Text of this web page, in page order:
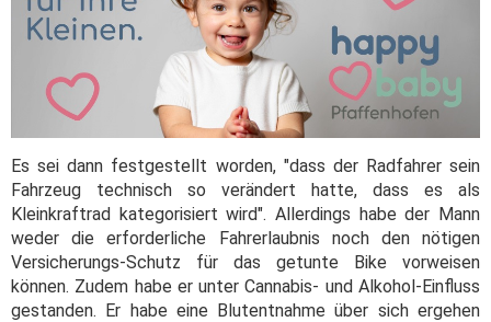
Es sei dann festgestellt worden, "dass der Radfahrer sein
Fahrzeug technisch so verändert hatte, dass es als
Kleinkraftrad kategorisiert wird". Allerdings habe der Mann
weder die erforderliche Fahrerlaubnis noch den nötigen
Versicherungs-Schutz für das getunte Bike vorweisen
können. Zudem habe er unter Cannabis- und Alkohol-Einfluss
gestanden. Er habe eine Blutentnahme über sich ergehen